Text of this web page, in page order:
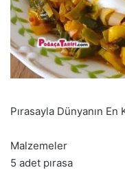
Pırasayla Dünyanın
Malzemeler
5 adet pırasa